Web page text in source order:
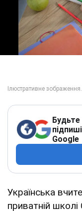
Google
Українська
приватній